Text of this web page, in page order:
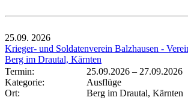
25.09. 2026
Krieger- und Soldatenverein Balzhausen -
Berg im Drautal, Kärnten
Termin:
25.09.2026 – 27.09.2026
Kategorie:
Ausflüge
Ort:
Berg im Drautal, Kärnten